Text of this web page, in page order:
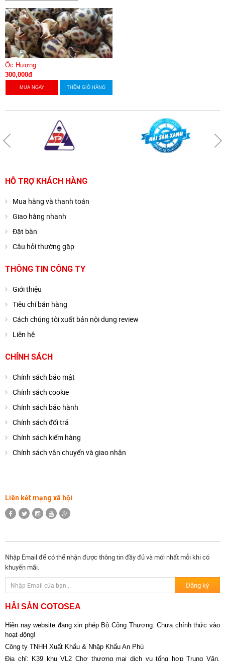
Ốc Hương
300,000đ
MUA NGAY THÊM GIỎ HÀNG
HỖ TRỢ KHÁCH HÀNG
Mua hàng và thanh toán
Giao hàng nhanh
Đặt bàn
Câu hỏi thường gặp
THÔNG TIN CÔNG TY
Giới thiệu
Tiêu chí bán hàng
Cách chúng tôi xuất bản nội dung review
Liên hệ
CHÍNH SÁCH
Chính sách bảo mật
Chính sách cookie
Chính sách bảo hành
Chính sách đổi trả
Chính sách kiểm hàng
Chính sách vận chuyển và giao nhận
Liên kết mạng xã hội
Nhập Email để có thể nhận được thông tin đầy đủ và mới nhất mỗi khi có
khuyến mãi.
HẢI SẢN COTOSEA
Hiện nay website đang xin phép Bộ Công Thương. Chưa chính thức vào
hoạt động!
Công ty TNHH Xuất Khẩu & Nhập Khẩu An Phú
Địa chỉ: K39 khu VL2 Chợ thương mại dịch vụ tổng hợp Trung Văn,